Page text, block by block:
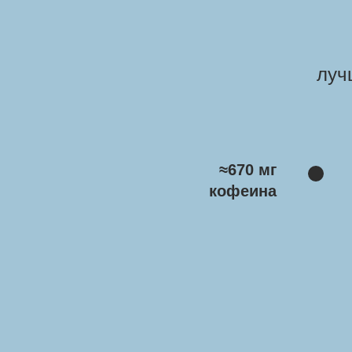
≈670 мг
кофеина